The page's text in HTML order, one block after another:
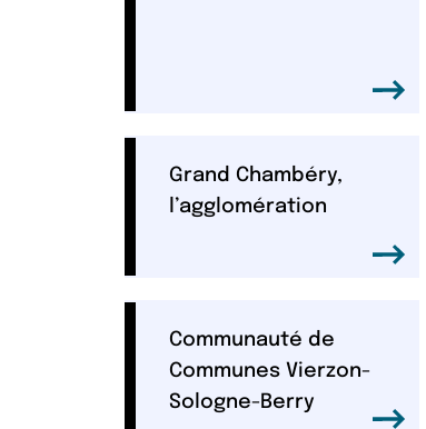
Grand Chambéry,
l’agglomération
Communauté de
Communes Vierzon-
Sologne-Berry